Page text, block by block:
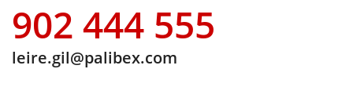
902 444 555
leire.gil@palibex.com